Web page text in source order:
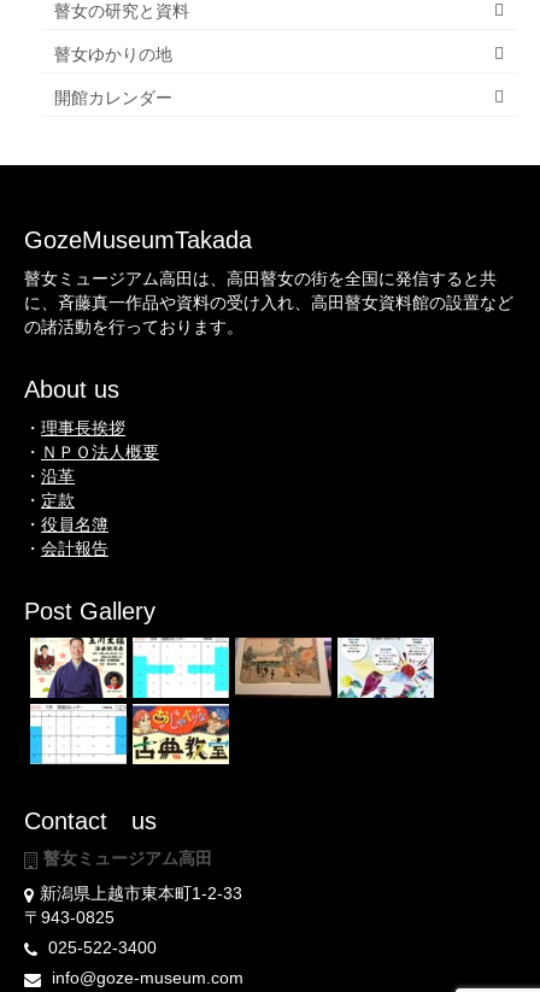
瞽女の研究と資料
瞽女ゆかりの地
開館カレンダー
GozeMuseumTakada
瞽女ミュージアム高田は、高田瞽女の街を全国に発信すると共
に、斉藤真一作品や資料の受け入れ、高田瞽女資料館の設置など
の諸活動を行っております。
About us
・ 理事長挨拶
・ ＮＰＯ法人概要
・ 沿革
・ 定款
・ 役員名簿
・ 会計報告
Post Gallery
Contact us
瞽女ミュージアム高田
新潟県上越市東本町1-2-33
〒943-0825
025-522-3400
info@goze-museum.com